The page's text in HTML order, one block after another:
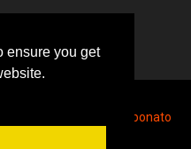
ensure you get
blancos por bicarbonato